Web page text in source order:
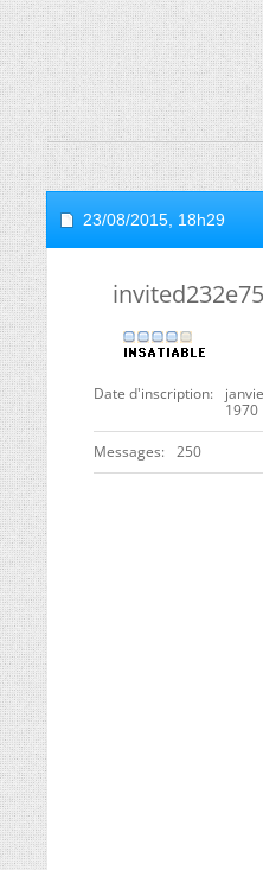
23/08/2015, 18h29
Date d'inscription
1970
Messages 250